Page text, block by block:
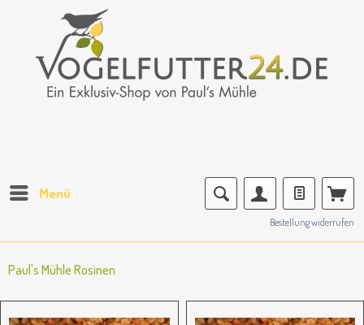
Menü
Bestellung widerrufen
Paul's Mühle Rosinen